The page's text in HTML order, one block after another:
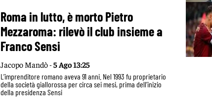
Roma in lutto, è morto Pietro
Mezzaroma: rilevò il club insieme a
Franco Sensi
Jacopo Mandò -5 Ago 13:25
L’imprenditore romano aveva 91 anni. Nel 1993 fu proprietario
della società giallorossa per circa sei mesi, prima dell’inizio
della presidenza Sensi